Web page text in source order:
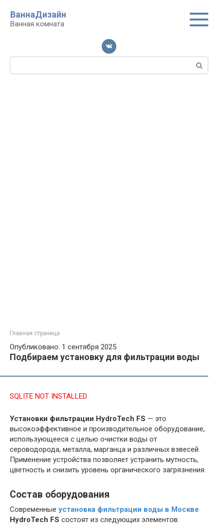
контенту
ВаннаДизайн
Ванная комната
Поиск:
Главная страница
Опубликовано: 1 сентября 2025
Подбираем установку для фильтрации воды
SQLITE NOT INSTALLED
Установки фильтрации HydroTech FS — это
высокоэффективное и производительное оборудование,
использующееся с целью очистки воды от
сероводорода, металла, марганца и различных взвесей.
Применение устройства позволяет устранить мутность,
цветность и снизить уровень органического загрязнения.
Состав оборудования
Современные установка фильтрации воды в Москве
HydroTech FS состоят из следующих элементов: